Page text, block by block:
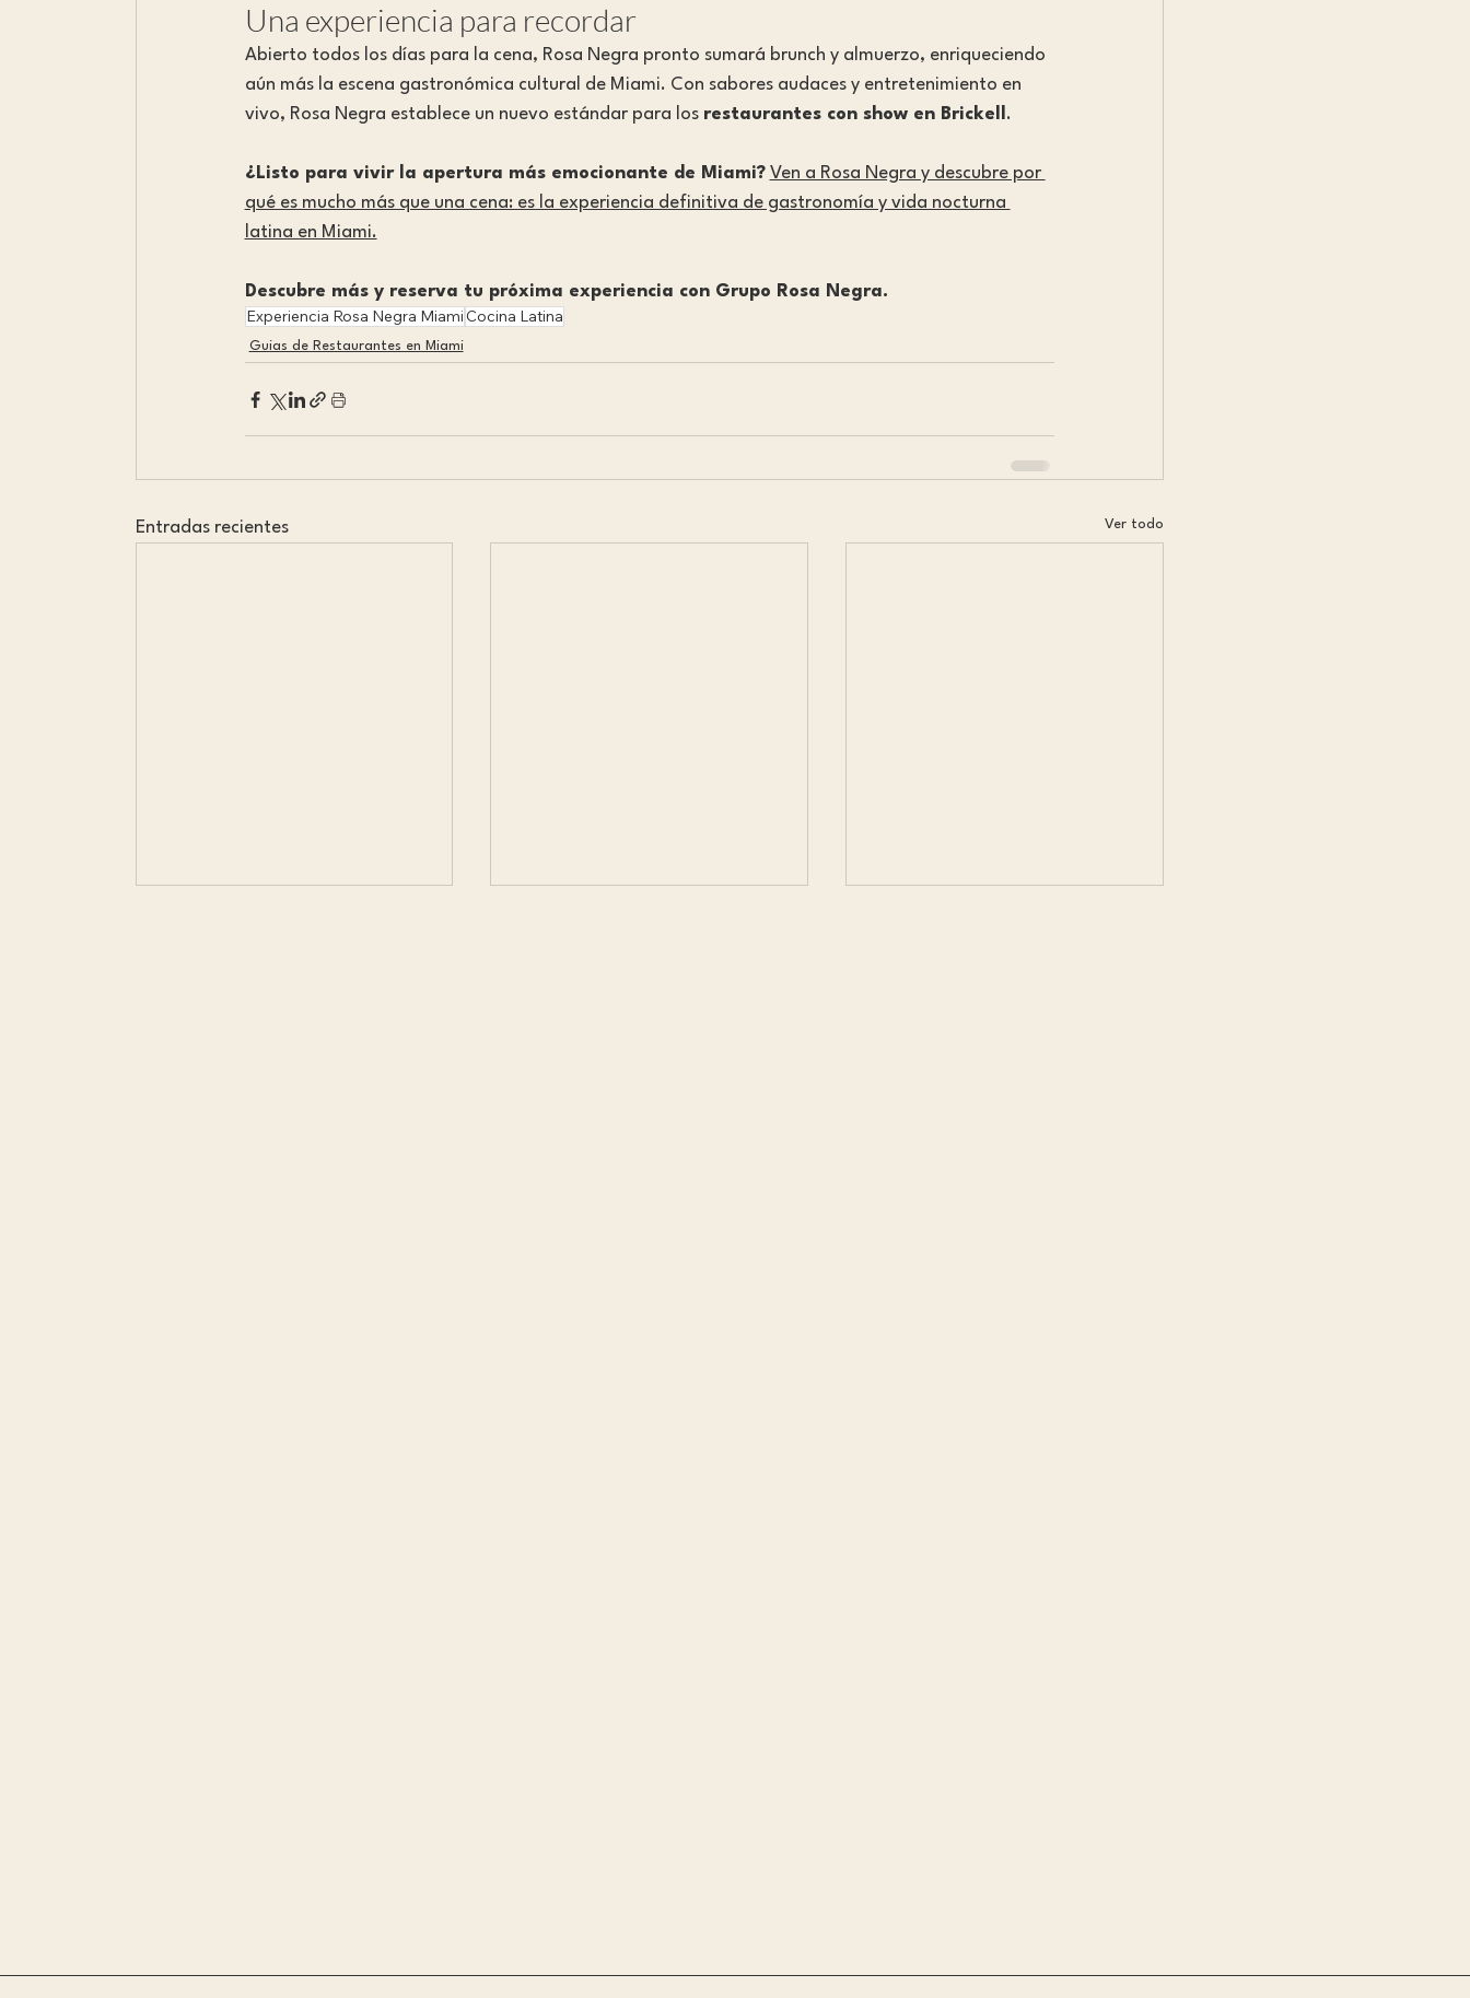
Una experiencia para recordar
Abierto todos los días para la cena, Rosa Negra pronto sumará brunch y almuerzo, enriqueciendo
aún más la escena gastronómica cultural de Miami. Con sabores audaces y entretenimiento en
vivo, Rosa Negra establece un nuevo estándar para los restaurantes con show en Brickell.
¿Listo para vivir la apertura más emocionante de Miami? Ven a Rosa Negra y descubre por
qué es mucho más que una cena: es la experiencia definitiva de gastronomía y vida nocturna
latina en Miami.
Descubre más y reserva tu próxima experiencia con Grupo Rosa Negra.
Experiencia Rosa Negra MiamiCocina Latina
Guias de Restaurantes en Miami
Entradas recientes Ver todo